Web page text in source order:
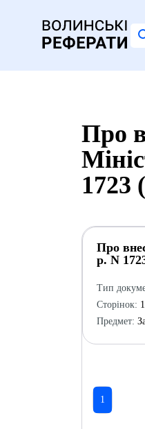
Про
1723
Про
р. N
Тип
Сторінок: 1
Предмет:
1